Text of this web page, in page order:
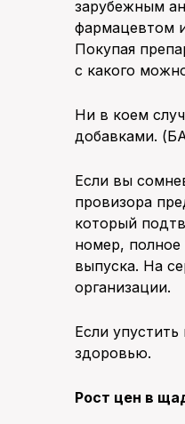
зарубежным
фармацевтом
Покупая
с какого
Ни в коем
добавками.
Если вы
провизора
который
номер,
выпуска. На
организации.
Если
здоровью.
Рост цен в